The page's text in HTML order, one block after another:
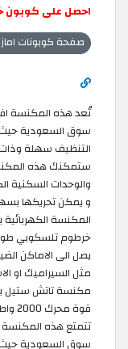
احصل على كوبون خصم 10٪
صفحة كوبونات
تُعد هذه المكنسة
سوق السعودية حيث
ستمكنك هذه
والوحدات السكنية
و يمكن تحريكها
خرطوم تلسكوبي
يصل الى الاماكن
مثل السيراميك او
مكنسة تاتش ستيل
تتمتع هذه المكنسة
سوق السعودية حيث